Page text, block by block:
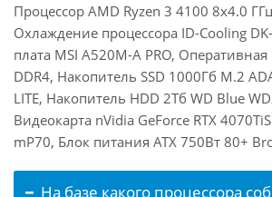
Процессор AMD Ryzen 3 4100 8x4.0
Охлаждение процессора ID-Cooling
плата MSI A520M-A PRO,
DDR4, Накопитель SSD 1000Гб M.2
LITE, Накопитель HDD 2Тб WD Blue
Видеокарта nVidia GeForce RTX
mP70, Блок питания ATX 750Вт 80+
На базе какого процессора